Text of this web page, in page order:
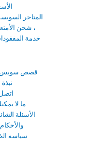
المتاجر
، شحن
خدمة
قصص سويس
نبذة
اتصل
ما لا
الأسئلة
سياسة